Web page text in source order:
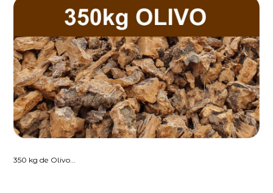
350 kg de Olivo...